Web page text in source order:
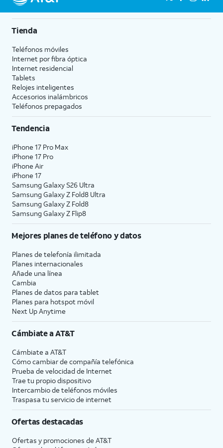
Tienda
Teléfonos móviles
Internet por fibra óptica
Internet residencial
Tablets
Relojes inteligentes
Accesorios inalámbricos
Teléfonos prepagados
Tendencia
iPhone 17 Pro Max
iPhone 17 Pro
iPhone Air
iPhone 17
Samsung Galaxy S26 Ultra
Samsung Galaxy Z Fold8 Ultra
Samsung Galaxy Z Fold8
Samsung Galaxy Z Flip8
Mejores planes de teléfono y datos
Planes de telefonía ilimitada
Planes internacionales
Añade una línea
Cambia
Planes de datos para tablet
Planes para hotspot móvil
Next Up Anytime
Cámbiate aAT&T
Cámbiate a AT&T
Cómo cambiar de compañía telefónica
Prueba de velocidad de Internet
Trae tu propio dispositivo
Intercambio de teléfonos móviles
Traspasa tu servicio de internet
Ofertas destacadas
Ofertas y promociones de AT&T